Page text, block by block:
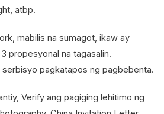
atbp.
mabilis na sumagot, ikaw ay
propesyonal na tagasalin.
serbisyo pagkatapos ng pagbebenta.
Verify ang pagiging lehitimo ng